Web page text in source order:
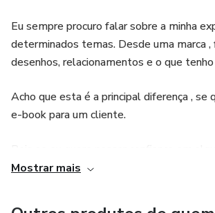
Eu sempre procuro falar sobre a minha
determinados temas. Desde uma marca
desenhos, relacionamentos e o que
Acho que esta é a principal diferença , se
e-book para um cliente.
mostrar para meus clientes. Ah, moda! A
Mostrar mais